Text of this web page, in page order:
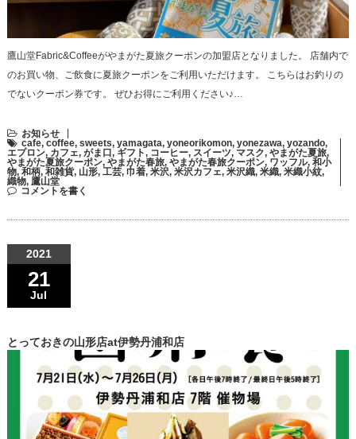
鷹山堂Fabric&Coffeeがやまがた夏旅クーポンの加盟店となりました。 店舗内で
のお買い物、ご飲食に夏旅クーポンをご利用いただけます。 こちらはお釣りの
でないクーポン券です。 ぜひお得にご利用ください♪…
お知らせ
cafe, coffee, sweets, yamagata, yoneorikomon, yonezawa, yozando,
エプロン, カフェ, がま口 , ギフト, コーヒー, スイーツ, マスク, やまがた夏旅,
やまがた夏旅クーポン, やまがた春旅, やまがた春旅クーポン, ワッフル, 和小
物, 和柄, 和雑貨, 山形, 工芸, 巾着, 米沢, 米沢カフェ, 米沢織, 米織, 米織小紋,
織物, 鷹山堂
コメントを書く
2021
21
Jul
とっておきの山形店at伊勢丹浦和店